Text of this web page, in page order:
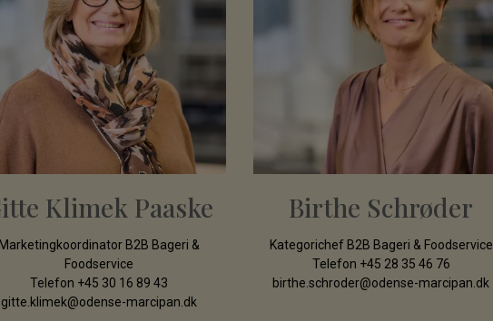
Klimek Paaske
Marketingkoordinator B2B Bageri &
Foodservice
Telefon +45 30 16 89 43
gitte.klimek@odense-marcipan.dk
Birthe Schrøder
Kategorichef B2B Bageri & Foodservice
Telefon +45 28 35 46 76
birthe.schroder@odense-marcipan.dk